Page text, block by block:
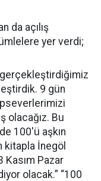
da açılış
yer verdi;
gerçekleştirdiğimiz
9 gün
olacağız. Bu
100'ü aşkın
kitapla İnegöl
Kasım Pazar
olacak.” “100